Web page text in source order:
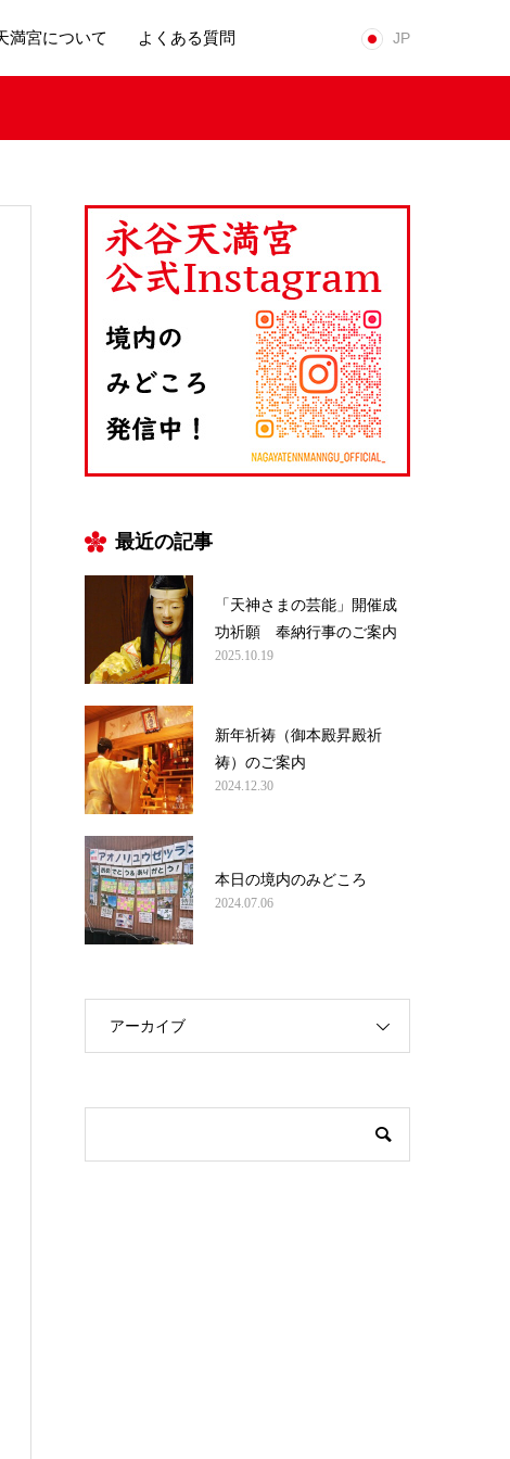
満宮について よくある質問 JP
最近の記事
「天神さまの芸能」開催成
功祈願 奉納行事のご案内
2025.10.19
新年祈祷（御本殿昇殿祈
祷）のご案内
2024.12.30
本日の境内のみどころ
2024.07.06
アーカイブ